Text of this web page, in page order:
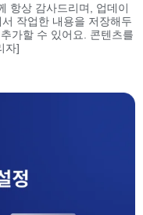
항상 감사드리며, 업데이
작업한 내용을 저장해두
가할 수 있어요. 콘텐츠를
자]